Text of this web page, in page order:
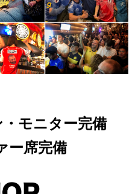
モニター完備
ー席完備